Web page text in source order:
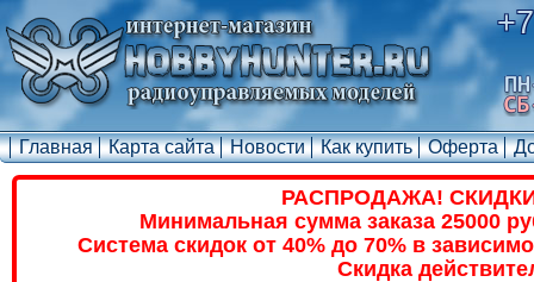
Главная Карта сайта Новости Как купить Оферта
РАСПРОДАЖА!
Минимальная сумма заказа 25000
Система скидок от 40% до 70% в
Скидка